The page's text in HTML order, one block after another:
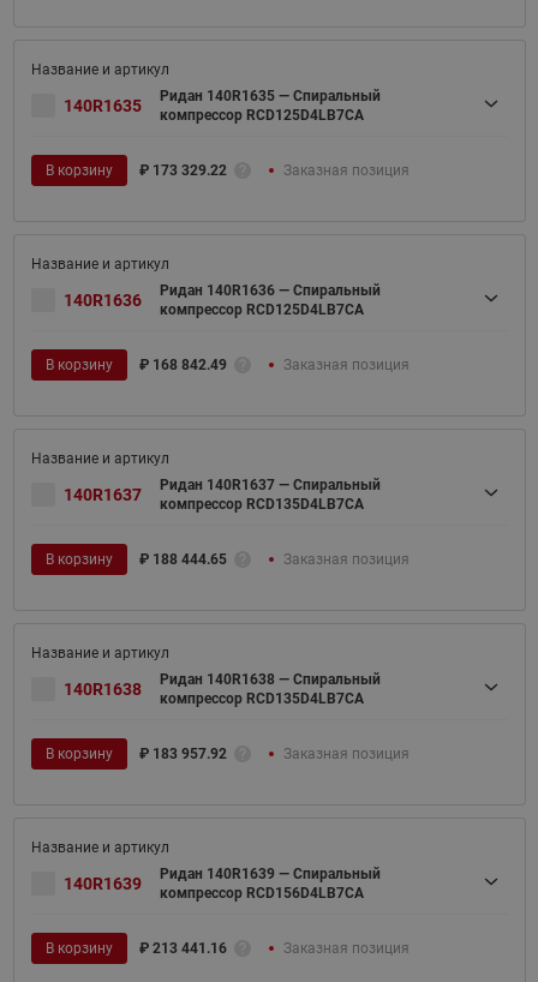
140R1635
Ридан 140R1635 — Спиральный
компрессор RCD125D4LB7CA
В корзину ₽ 173 329.22 Заказная позиция
140R1636
Ридан 140R1636 — Спиральный
компрессор RCD125D4LB7CA
В корзину ₽ 168 842.49 Заказная позиция
140R1637
Ридан 140R1637 — Спиральный
компрессор RCD135D4LB7CA
В корзину ₽ 188 444.65 Заказная позиция
140R1638
Ридан 140R1638 — Спиральный
компрессор RCD135D4LB7CA
В корзину ₽ 183 957.92 Заказная позиция
140R1639
Ридан 140R1639 — Спиральный
компрессор RCD156D4LB7CA
В корзину ₽ 213 441.16 Заказная позиция